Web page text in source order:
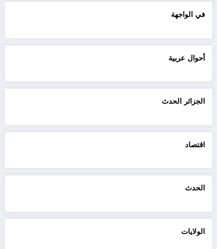
في الواجهة
أحوال عربية
الجزائر الحدث
اقتصاد
الحدث
الولايات